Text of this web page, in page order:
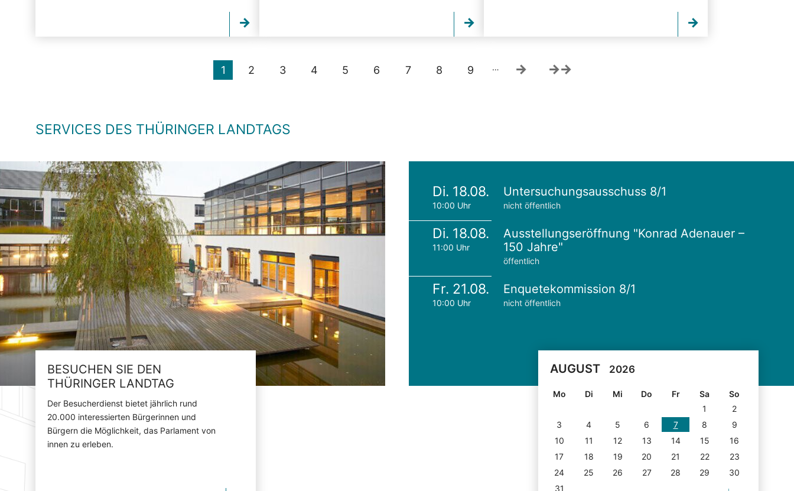
1 2 3 4 5 6 7 8 9 …
SERVICES DES THÜRINGER LANDTAGS
BESUCHEN SIE DEN
THÜRINGER LANDTAG
Der Besucherdienst bietet jährlich rund
20.000 interessierten Bürgerinnen und
Bürgern die Möglichkeit, das Parlament von
innen zu erleben.
Di. 18.08.
10:00 Uhr
Untersuchungsausschuss 8/1
nicht öffentlich
Di. 18.08.
11:00 Uhr
Ausstellungseröffnung "Konrad Adenauer –
150 Jahre"
öffentlich
Fr. 21.08.
10:00 Uhr
Enquetekommission 8/1
nicht öffentlich
AUGUST 2026
Mo Di Mi Do Fr Sa
So
1
2
3
4 5 6 7 8
9
10
11 12 13 14 15
16
17
18 19 20 21 22
23
24
25 26 27 28 29
30
31